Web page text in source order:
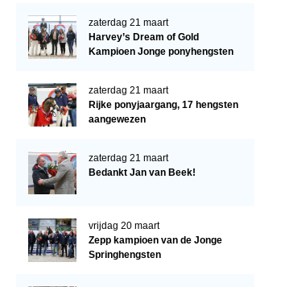
Regio West
Regio Zuid
Bestuur Regio Zuid
KALENDER
ACCOUNT AANMAKEN
zaterdag 21 maart
Harvey’s Dream of Gold
Kampioen Jonge ponyhengsten
zaterdag 21 maart
Rijke ponyjaargang, 17 hengsten
aangewezen
zaterdag 21 maart
Bedankt Jan van Beek!
vrijdag 20 maart
Zepp kampioen van de Jonge
Springhengsten